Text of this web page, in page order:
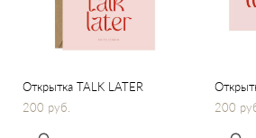
Открытка TALK LATER
200 pуб.
200